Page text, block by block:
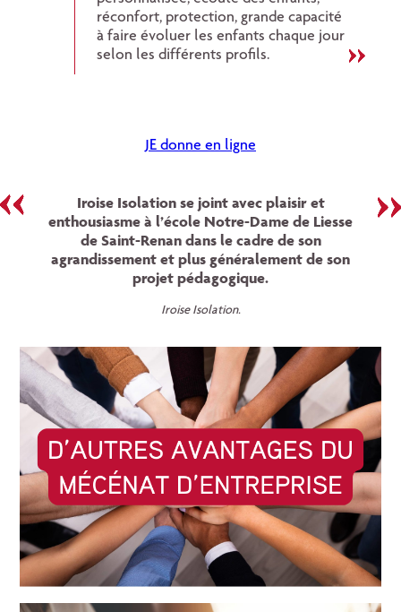
réconfort, protection, grande capacité
à faire évoluer les enfants chaque jour
selon les différents profils.
JE donne en ligne
Iroise Isolation se joint avec plaisir et
enthousiasme à l’école Notre-Dame de Liesse
de Saint-Renan dans le cadre de son
agrandissement et plus généralement de son
projet pédagogique.
Iroise Isolation.